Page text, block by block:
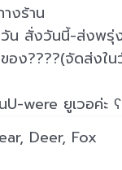
งร้าน
น สั่งวันนี้-ส่งพรุ่
อง????(จัดส่งใน
Deer, Fox